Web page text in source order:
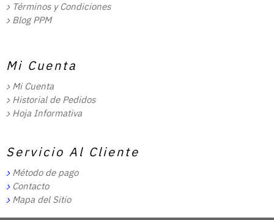
Términos y Condiciones
Blog PPM
Mi Cuenta
Mi Cuenta
Historial de Pedidos
Hoja Informativa
Servicio Al Cliente
Método de pago
Contacto
Mapa del Sitio